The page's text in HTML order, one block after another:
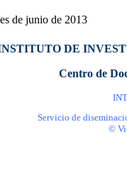
de junio de 2013
DE
Centro de
Servicio de
©